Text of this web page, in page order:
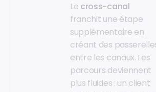
Le cross-canal
franchit une étape
supplémentaire en
créant des
entre les canaux. Les
parcours deviennent
plus fluides : un client